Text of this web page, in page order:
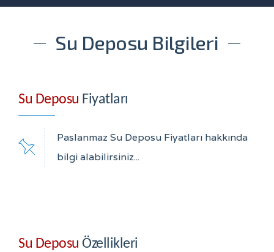
Su Deposu Bilgileri
Su Deposu Fiyatları
Paslanmaz Su Deposu Fiyatları hakkında
bilgi alabilirsiniz...
Su Deposu Özellikleri